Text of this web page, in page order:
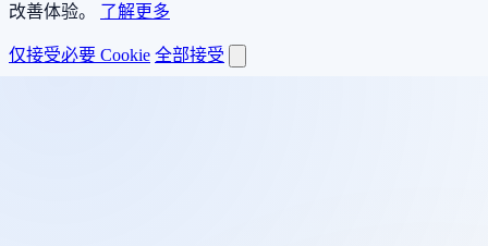
改善体验。 了解更多
仅接受必要 Cookie 全部接受